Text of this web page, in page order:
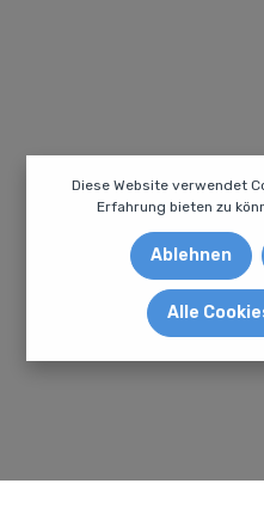
Diese Website verwendet
Erfahrung bieten zu
Ablehnen
Alle